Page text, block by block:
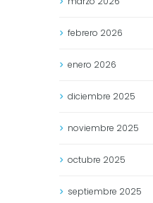
febrero 2026
enero 2026
diciembre 2025
noviembre 2025
octubre 2025
septiembre 2025